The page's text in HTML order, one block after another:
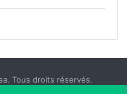
Tous droits réservés.